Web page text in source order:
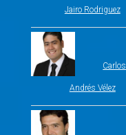
Jairo Rodriguez
Carlos
Andrés Vélez